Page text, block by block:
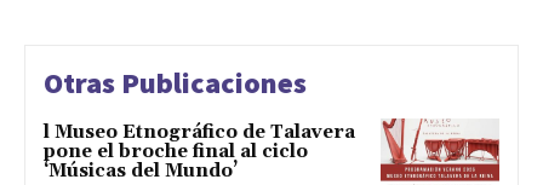
Otras Publicaciones
l Museo Etnográfico de Talavera
pone el broche final al ciclo
‘Músicas del Mundo’